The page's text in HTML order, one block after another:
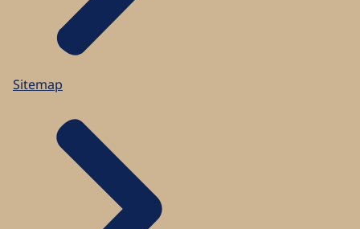
Sitemap